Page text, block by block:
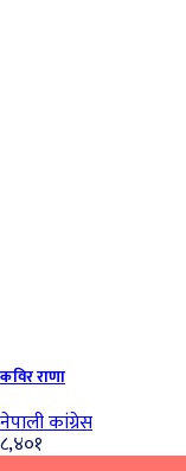
कविर राणा
नेपाली कांग्रेस
८,४०१